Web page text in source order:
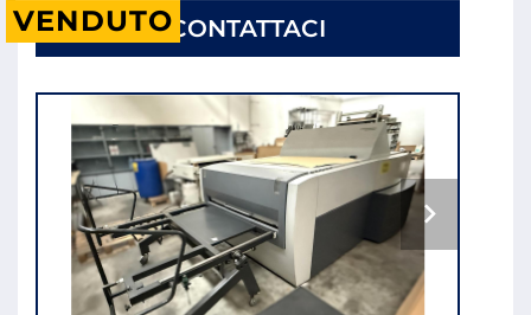
VENDUTOCONTATTACI